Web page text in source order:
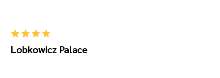
Lobkowicz Palace